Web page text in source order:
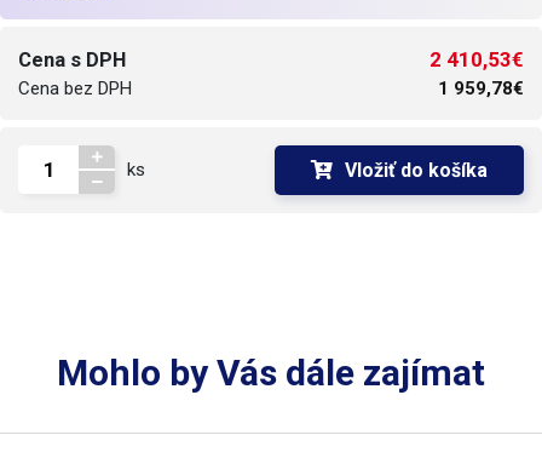
Cena s DPH
Cena bez DPH
2 410,53€
1 959,78€
ks Vložiť do košíka
Mohlo by Vás dále zajímat